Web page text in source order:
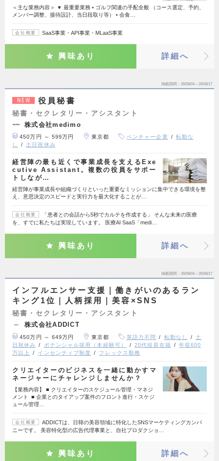
＜主な業務内容＞ ▼ 最重要業務 • ゴルフ関連の手配全般 （コース選定、予約、
メンバー調整、接待設計、当日段取り等） • 会食…
会社概要 SaaS事業・API事業・MLaaS事業
興味あり 詳細へ
掲載期間 26/08/04～26/08/17
NEW 役員秘書
秘書・セクレタリー・アシスタント
株式会社medimo
450万円 ～ 599万円 東京都 ベンチャー企業
転勤な
し
土日祝休み
経営陣の最も近くで事業成長を支えるExe
cutive Assistant。複数の役員をサポー
トしなが…
経営陣が事業成長や組織づくりといった重要なミッションに集中できる環境を整
え、意思決定のスピードと実行力を最大化することが…
会社概要
「患者との会話から5秒でカルテを作成する」 そんな未来の医療
を、すでに私たちは実現しています。 医療AI SaaS「medi…
興味あり 詳細へ
掲載期間 26/08/04～26/08/17
インフルエンサー支援｜働きがいのあるラン
キング1位｜人柄採用｜美容×SNS
秘書・セクレタリー・アシスタント
株式会社ADDICT
450万円 ～ 649万円 東京都 英語力不問 転勤なし
土
日祝休み
ポテンシャル採用（未経験可） 20代役員在籍
年収600
万以上
インセンティブ制度 フレックス勤務
クリエイターのビジネスを一緒に動かすマ
ネージャーにチャレンジしませんか？
【業務内容】 ■ クリエイターのスケジュール管理・マネジ
メント ■ 企業とのタイアップ案件のフロント進行・スケジ
ュール管理…
会社概要
ADDICTは、日韓の美容領域に特化したSNSマーケティングカンパ
ニーです。 美容特化型の広告代理事業と、自社プロダクショ…
興味あり 詳細へ